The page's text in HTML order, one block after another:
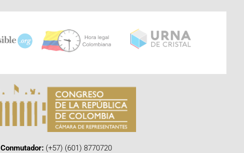
Conmutador:(+57) (601) 8770720